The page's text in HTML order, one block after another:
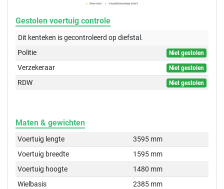
Gestolen voertuig controle
Dit kenteken is gecontroleerd opdiefstal.
Politie
Niet gestolen
Verzekeraar Niet gestolen
RDW Niet gestolen
Maten & gewichten
Voertuig lengte
3595 mm
Voertuig breedte
1595 mm
Voertuig hoogte
1480 mm
Wielbasis
2385 mm